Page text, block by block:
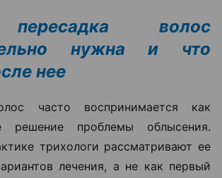
волос
нужна и что
нее
часто воспринимается как
решение проблемы облысения.
трихологи рассматривают ее
лечения, а не как первый